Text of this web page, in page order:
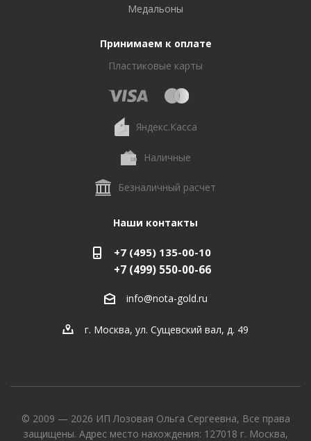
Медальоны
Принимаем к оплате
Пластиковые карты
Яндекс.Касса
Наличные
Безналичный расчет
Наши контакты
+7 (495) 135-00-10
+7 (499) 550-00-66
info@nota-gold.ru
г. Москва, ул. Сущевский вал, д. 49
© 2009 — 2026 ИП Лозовая Ольга Сергеевна, Все права
защищены. Адрес место нахождения: 127018 г. Москва,